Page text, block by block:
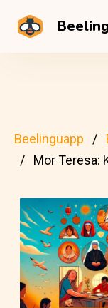
Beelinguapp
Mor Teresa: